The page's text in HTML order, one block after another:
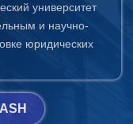
университет
и научно-
юридических